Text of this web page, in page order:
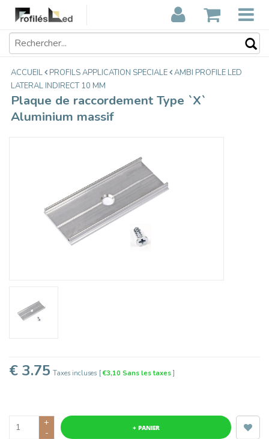
Plaque de raccordement Type `X`
Aluminium massif
€3,75
ACCUEIL PROFILS APPLICATION SPECIALE
AMBI PROFILE LED
LATERAL INDIRECT 10 MM
Plaque de raccordement Type `X`
Aluminium massif
€ 3.75 Taxes incluses [€3,10 Sans les taxes]
+
-
+ PANIER